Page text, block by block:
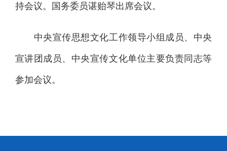
持会议。国务委员谌贻琴出席会议。
中央宣传思想文化工作领导小组成员、中央
宣讲团成员、中央宣传文化单位主要负责同志等
参加会议。